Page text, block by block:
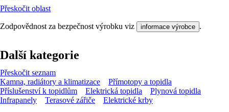
Přeskočit oblast
Zodpovědnost za bezpečnost výrobku viz informace výrobce .
Další kategorie
Přeskočit seznam
Kamna, radiátory a klimatizace
Přímotopy a topidla
Příslušenství k topidlům
Elektrická topidla
Plynová topidla
Infrapanely
Terasové zářiče Elektrické krby